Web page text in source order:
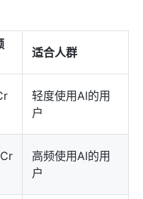
适合人群
轻度使用AI的用
户
高频使用AI的用
户